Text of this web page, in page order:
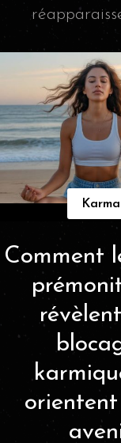
Karma
Comment